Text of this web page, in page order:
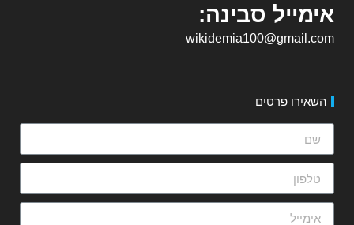
אימייל סבינה:
wikidemia100@gmail.com
השאירו פרטים